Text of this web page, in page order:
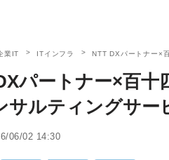
業IT ITインフラ NTT DXパートナー×
パートナー×百十
サルティングサー
06/02 14:30